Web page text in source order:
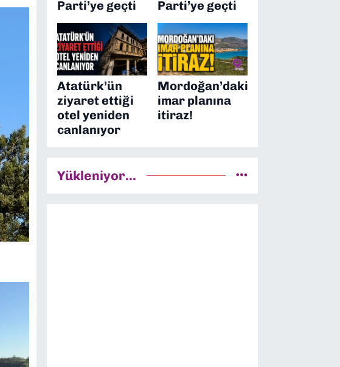
Parti’ye geçti
Parti’ye geçti
Atatürk’ün
ziyaret ettiği
otel yeniden
canlanıyor
Mordoğan’daki
imar planına
itiraz!
Yükleniyor...